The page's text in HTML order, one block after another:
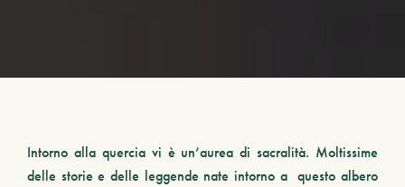
Intorno alla querciavi è un’aurea di sacralità. Moltissime
delle storie e delle leggende nate intorno a questo albero